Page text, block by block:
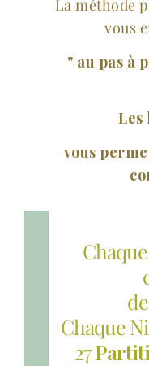
La méthode
vous
" au pas à
Les
vous
de
Chaque
27